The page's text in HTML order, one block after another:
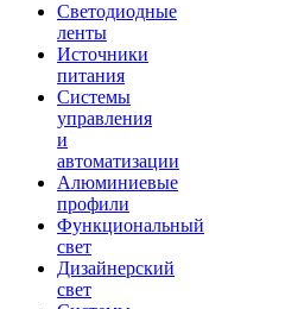
Светодиодные
ленты
Источники
питания
Системы
управления
и
автоматизации
Алюминиевые
профили
Функциональный
свет
Дизайнерский
свет